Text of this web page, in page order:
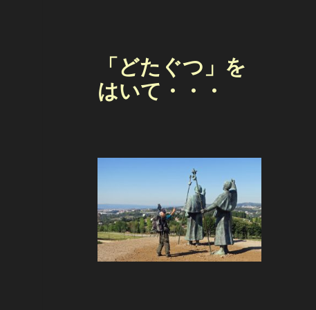
「どたぐつ」を
はいて・・・